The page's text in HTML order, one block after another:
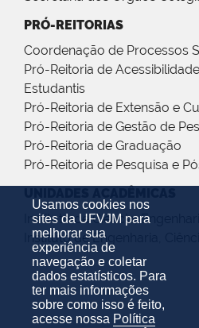
Usamos cookies nos
sites da UFVJM para
melhorar sua
experiência de
navegação e coletar
dados estatísticos. Para
ter mais informações
sobre como isso é feito,
acesse nossa Política
PRÓ-REITORIAS
Coordenação de Processos
Pró-Reitoria de
Estudantis
Pró-Reitoria de Extensão e
Pró-Reitoria de Gestão de
Pró-Reitoria de Graduação
Pró-Reitoria de Pesquisa e
Instituto de Ciência,
Instituto de Engenharia,